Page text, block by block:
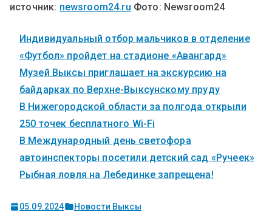
источник: newsroom24.ru Фото: Newsroom24
Индивидуальный отбор мальчиков в отделение
«Футбол» пройдет на стадионе «Авангард»
Музей Выксы приглашает на экскурсию на
байдарках по Верхне-Выксунскому пруду
В Нижегородской области за полгода открыли
250 точек бесплатного Wi-Fi
В Международный день светофора
автоинспекторы посетили детский сад «Ручеек»
Рыбная ловля на Лебединке запрещена!
05.09.2024 Новости Выксы